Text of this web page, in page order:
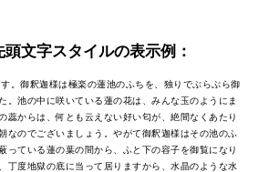
文字スタイルの表示例：
。御釈迦様は極楽の蓮池のふちを、独りでぶらぶら御
。池の中に咲いている蓮の花は、みんな玉のようにま
蕊からは、何とも云えない好い匂が、絶間なくあたり
なのでございましょう。やがて御釈迦様はその池のふ
っている蓮の葉の間から、ふと下の容子を御覧になり
丁度地獄の底に当って居りますから、水晶のような水